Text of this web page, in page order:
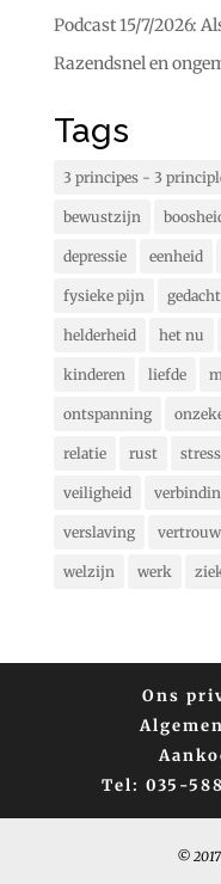
Podcast 15/7/2026:
Razendsnel en
Tags
3 principes - 3
bewustzijn
depressie eenheid
fysieke pijn
helderheid het nu
kinderen liefde
ontspanning
relatie rust stress
veiligheid
verslaving
welzijn werk
Ons
Tel: 035-
©